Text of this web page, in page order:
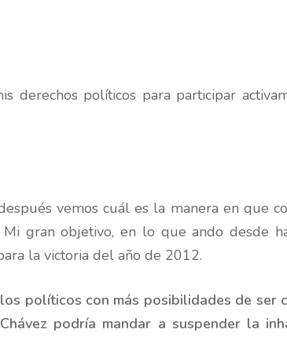
derechos políticos para participar
vemos cuál es la manera en que
Mi gran objetivo, en lo que ando desde
la victoria del año de 2012.
políticos con más posibilidades de ser
podría mandar a suspender la